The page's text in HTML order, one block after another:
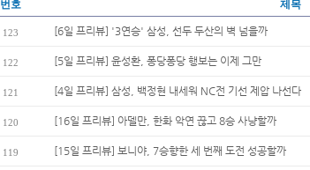
번호 제목
123 [6일 프리뷰] '3연승' 삼성, 선두 두산의 벽 넘을까
122 [5일 프리뷰] 윤성환, 퐁당퐁당 행보는 이제 그만
121 [4일 프리뷰] 삼성, 백정현 내세워 NC전 기선 제압 나선다
120 [16일 프리뷰] 아델만, 한화 악연 끊고 8승 사냥할까
119 [15일 프리뷰] 보니야, 7승향한 세 번째 도전 성공할까